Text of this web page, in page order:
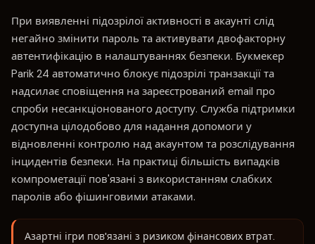
При виявленні підозрілої активності в акаунті слід
негайно змінити пароль та активувати двофакторну
автентифікацію в налаштуваннях безпеки. Букмекер
Parik 24 автоматично блокує підозрілі транзакції та
надсилає сповіщення на зареєстрований email про
спроби несанкціонованого доступу. Служба підтримки
доступна цілодобово для надання допомоги у
відновленні контролю над акаунтом та розслідування
інцидентів безпеки. На практиці більшість випадків
компрометації пов'язані з використанням слабких
паролів або фішинговими атаками.
Азартні ігри пов'язані з ризиком фінансових втрат.